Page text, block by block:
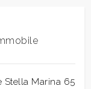
Stella Marina 65